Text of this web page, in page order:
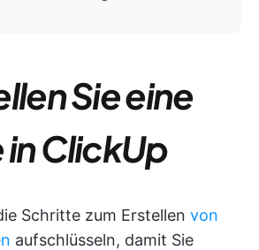
Sie eine
in ClickUp
Schritte zum Erstellen von
aufschlüsseln, damit Sie